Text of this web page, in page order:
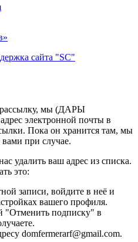
сайта "SC"
рассылку, мы (ДАРЫ
электронной почты в
Пока он хранится там, мы
вами при случае.
удалить ваш адрес из списка.
это:
записи, войдите в неё и
вашего профиля.
"Отменить подписку" в
domfermerarf@gmail.com.